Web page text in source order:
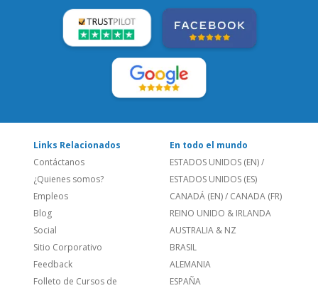
Contáctanos
¿Quienes somos?
Empleos
Blog
Social
Sitio Corporativo
Feedback
Folleto de Cursos de
Idiomas
ESTADOS UNIDOS (EN)
ESTADOS UNIDOS (ES)
CANADÁ (EN)/CANADA (FR)
REINO UNIDO & IRLANDA
AUSTRALIA & NZ
BRASIL
ALEMANIA
ESPAÑA
PORTUGAL